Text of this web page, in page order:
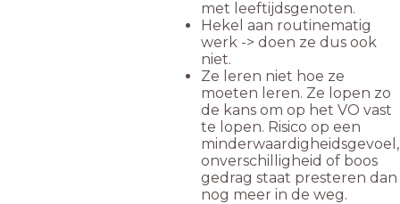
met leeftijdsgenoten.
Hekel aan routinematig
werk -> doen ze dus ook
niet.
Ze leren niet hoe ze
moeten leren. Ze lopen zo
de kans om op het VO vast
te lopen. Risico op een
minderwaardigheidsgevoel,
onverschilligheid of boos
gedrag staat presteren dan
nog meer in de weg.